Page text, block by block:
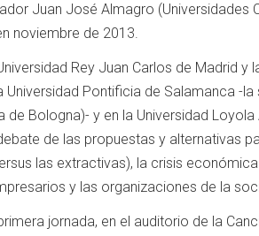
Juan José Almagro (Universidades
noviembre de 2013.
Rey Juan Carlos de Madrid y
Universidad Pontificia de Salamanca -
de Bologna)- y en la Universidad
de las propuestas y alternativas
las extractivas), la crisis
y las organizaciones de la
jornada, en el auditorio de la